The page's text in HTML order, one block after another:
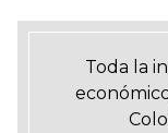
Toda la